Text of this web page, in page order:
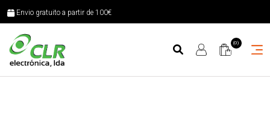
Envio gratuito a partir de 100€
(0)